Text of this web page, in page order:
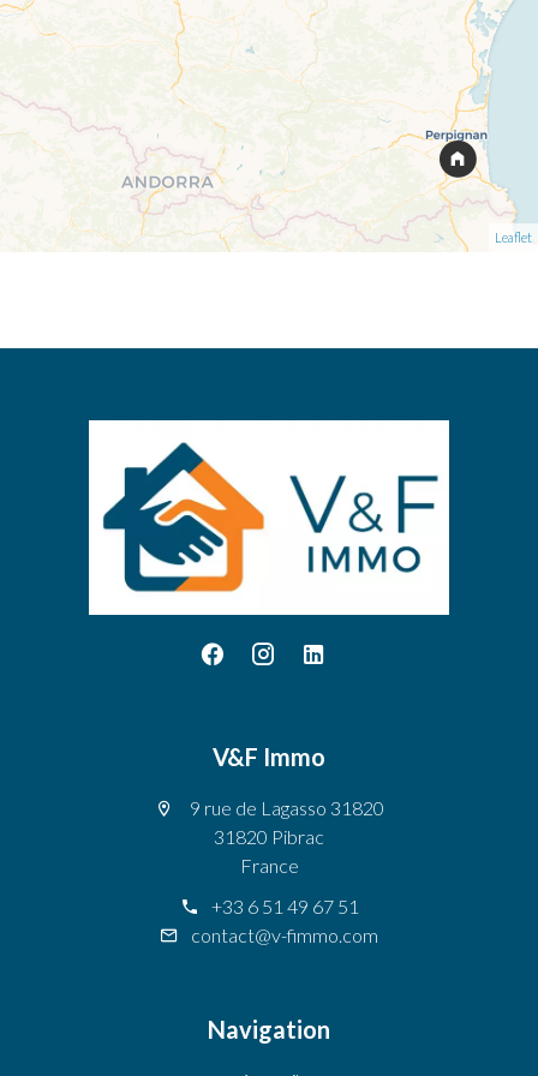
Leaflet
V&F Immo
9 rue de Lagasso 31820
31820 Pibrac
France
+33 6 51 49 67 51
contact@v-fimmo.com
Navigation